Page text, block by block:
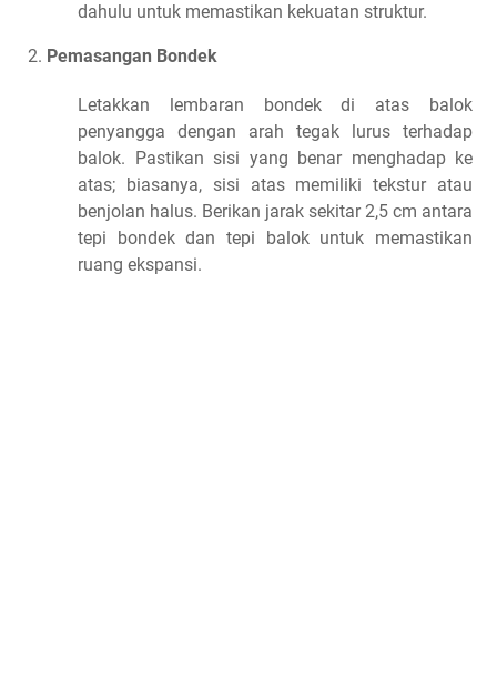
dahulu untuk memastikan kekuatan struktur.
Pemasangan Bondek
Letakkan lembaran bondek di atas balok
penyangga dengan arah tegak lurus terhadap
balok. Pastikan sisi yang benar menghadap ke
atas; biasanya, sisi atas memiliki tekstur atau
benjolan halus. Berikan jarak sekitar 2,5 cm antara
tepi bondek dan tepi balok untuk memastikan
ruang ekspansi.